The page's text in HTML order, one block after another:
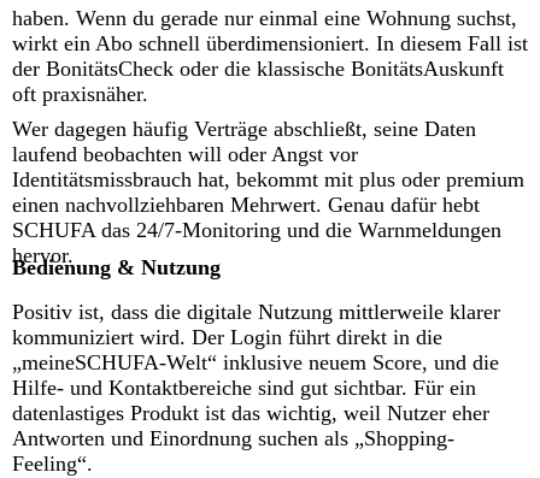
haben. Wenn du gerade nur einmal eine Wohnung suchst,
wirkt ein Abo schnell überdimensioniert. In diesem Fall ist
der BonitätsCheck oder die klassische BonitätsAuskunft
oft praxisnäher.
Wer dagegen häufig Verträge abschließt, seine Daten
laufend beobachten will oder Angst vor
Identitätsmissbrauch hat, bekommt mit plus oder premium
einen nachvollziehbaren Mehrwert. Genau dafür hebt
SCHUFA das 24/7-Monitoring und die Warnmeldungen
hervor.
Bedienung & Nutzung
Positiv ist, dass die digitale Nutzung mittlerweile klarer
kommuniziert wird. Der Login führt direkt in die
„meineSCHUFA-Welt“ inklusive neuem Score, und die
Hilfe- und Kontaktbereiche sind gut sichtbar. Für ein
datenlastiges Produkt ist das wichtig, weil Nutzer eher
Antworten und Einordnung suchen als „Shopping-
Feeling“.